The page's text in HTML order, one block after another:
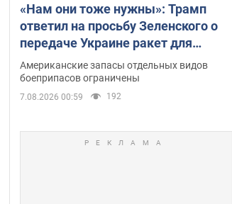
«Нам они тоже нужны»: Трамп
ответил на просьбу Зеленского о
передаче Украине ракет для
Patriot
Американские запасы отдельных видов
боеприпасов ограничены
7.08.2026 00:59 192